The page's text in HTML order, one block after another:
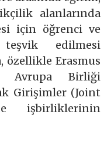
alanlarında
için öğrenci ve
edilmesi
özellikle Erasmus
Avrupa Birliği
Girişimler (Joint
işbirliklerinin